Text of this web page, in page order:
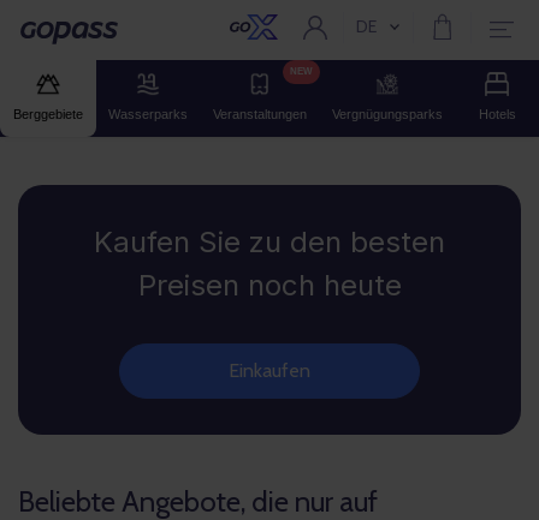
Gopass Aktuelle Sprache:
DE
Berggebiete Wasserparks Veranstaltungen
NEW
Vergnügungsparks Hotels
Kaufen Sie zu den besten
Preisen noch heute
Einkaufen
Beliebte Angebote, die nur auf